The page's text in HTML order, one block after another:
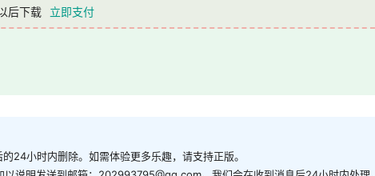
后下载 立即支付
24小时内删除。如需体验更多乐趣，请支持正版。